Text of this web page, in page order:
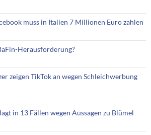
muss in Italien 7 Millionen Euro zahlen
Herausforderung?
zeigen TikTok an wegen Schleichwerbung
in 13 Fällen wegen Aussagen zu Blümel